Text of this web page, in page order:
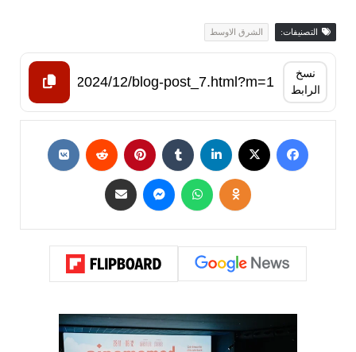
التصنيفات: الشرق الاوسط
نسخ
الرابط